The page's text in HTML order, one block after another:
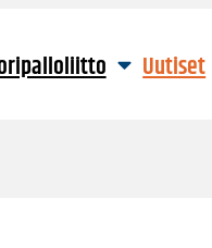
Uutiset